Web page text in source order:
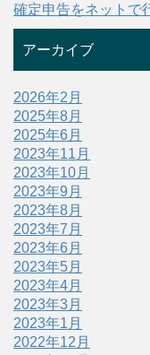
確定申告をネットで
アーカイブ
2026年2月
2025年8月
2025年6月
2023年11月
2023年10月
2023年9月
2023年8月
2023年7月
2023年6月
2023年5月
2023年4月
2023年3月
2023年1月
2022年12月